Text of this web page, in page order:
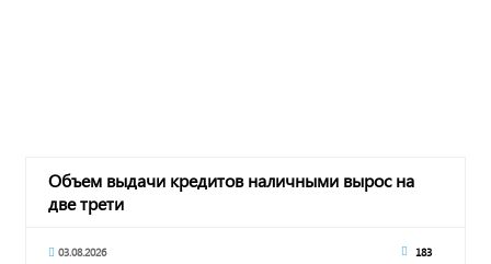
Объем выдачи кредитов наличными вырос на
две трети
03.08.2026 183